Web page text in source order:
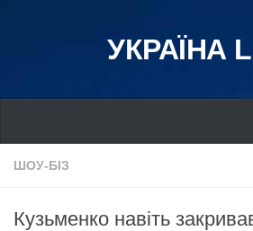
УКРАЇНА
Україна
Дніпро
ШОУ-БІЗ
Кузьменко навіть